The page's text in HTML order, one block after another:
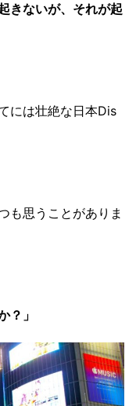
きないが、それが起
には壮絶な日本Dis
も思うことがありま
？」